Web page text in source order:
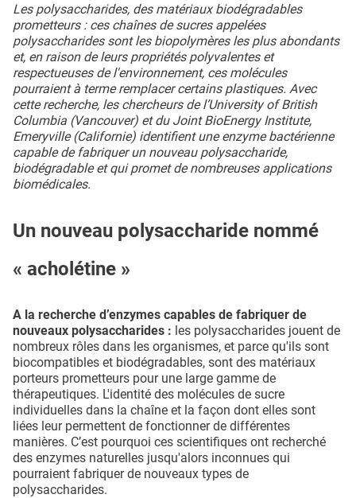
Les polysaccharides, des matériaux biodégradables
prometteurs : ces chaînes de sucres appelées
polysaccharides sont les biopolymères les plus abondants
et, en raison de leurs propriétés polyvalentes et
respectueuses de l'environnement, ces molécules
pourraient à terme remplacer certains plastiques. Avec
cette recherche, les chercheurs de l’University of British
Columbia (Vancouver) et du Joint BioEnergy Institute,
Emeryville (Californie) identifient une enzyme bactérienne
capable de fabriquer un nouveau polysaccharide,
biodégradable et qui promet de nombreuses applications
biomédicales.
Un nouveau polysaccharide nommé
« acholétine »
A la recherche d’enzymes capables de fabriquer de
nouveaux polysaccharides : les polysaccharides jouent de
nombreux rôles dans les organismes, et parce qu'ils sont
biocompatibles et biodégradables, sont des matériaux
porteurs prometteurs pour une large gamme de
thérapeutiques. L'identité des molécules de sucre
individuelles dans la chaîne et la façon dont elles sont
liées leur permettent de fonctionner de différentes
manières. C’est pourquoi ces scientifiques ont recherché
des enzymes naturelles jusqu'alors inconnues qui
pourraient fabriquer de nouveaux types de
polysaccharides.